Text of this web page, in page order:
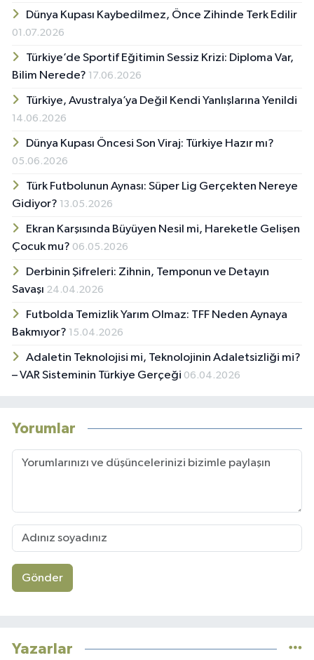
Dünya Kupası Kaybedilmez, Önce Zihinde Terk Edilir
01.07.2026
Türkiye’de Sportif Eğitimin Sessiz Krizi: Diploma Var,
Bilim Nerede? 17.06.2026
Türkiye, Avustralya’ya Değil Kendi Yanlışlarına Yenildi
14.06.2026
Dünya Kupası Öncesi Son Viraj: Türkiye Hazır mı?
05.06.2026
Türk Futbolunun Aynası: Süper Lig Gerçekten Nereye
Gidiyor? 13.05.2026
Ekran Karşısında Büyüyen Nesil mi, Hareketle Gelişen
Çocuk mu? 06.05.2026
Derbinin Şifreleri: Zihnin, Temponun ve Detayın
Savaşı 24.04.2026
Futbolda Temizlik Yarım Olmaz: TFF Neden Aynaya
Bakmıyor? 15.04.2026
Adaletin Teknolojisi mi, Teknolojinin Adaletsizliği mi?
– VAR Sisteminin Türkiye Gerçeği 06.04.2026
Yorumlar
Gönder
Yazarlar